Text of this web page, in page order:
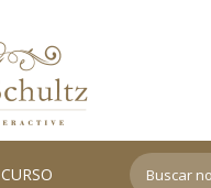
CURSO
Search: